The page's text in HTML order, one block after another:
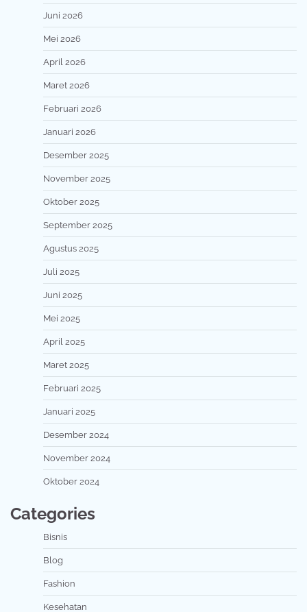
Juni 2026
Mei 2026
April 2026
Maret 2026
Februari 2026
Januari 2026
Desember 2025
November 2025
Oktober 2025
September 2025
Agustus 2025
Juli 2025
Juni 2025
Mei 2025
April 2025
Maret 2025
Februari 2025
Januari 2025
Desember 2024
November 2024
Oktober 2024
Categories
Bisnis
Blog
Fashion
Kesehatan